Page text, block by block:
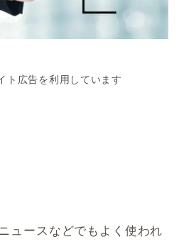
ト広告を利用しています
ュースなどでもよく使われ